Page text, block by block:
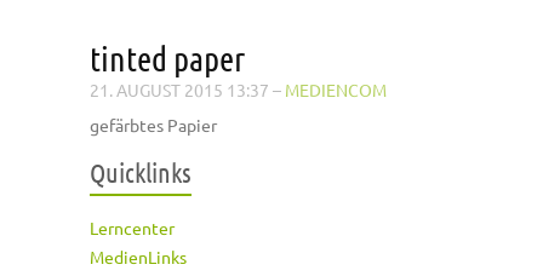
tinted paper
21. AUGUST 2015 13:37 – MEDIENCOM
gefärbtes Papier
Quicklinks
Lerncenter
MedienLinks